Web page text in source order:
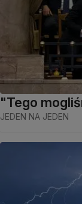
"Tego
JEDEN NA JEDEN